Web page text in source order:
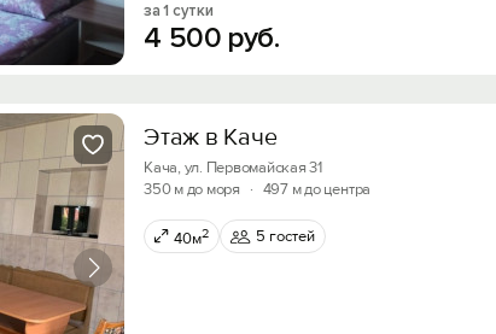
за 1 сутки
4 500 руб.
Этаж в Каче
Кача, ул. Первомайская 31
350 м до моря
· 497 м до центра
40м2 5 гостей
Скидка −5%
Хочешь дешевле? Оставь почту и получи промокод на
первое бронирование!
Вход на сайт
Войти или
Войти